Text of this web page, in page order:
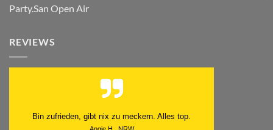
Party.San Open Air
REVIEWS
Schnell. Zuverlässig. Klasse.